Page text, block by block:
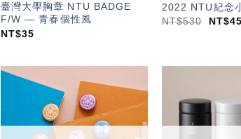
臺灣大學胸章 NTU BADGE
F/W — 青春個性風
NT$35
2022 NTU紀念
NT$530 NT$
加入
望輕